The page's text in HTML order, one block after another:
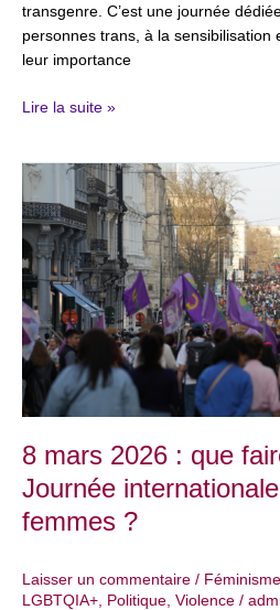
transgenre. C’est une journée
personnes trans, à la sensibilisation
leur importance
Lire la suite »
8 mars 2026 : que
Journée
femmes ?
Laisser un commentaire / Féminisme
LGBTQIA+ Politique Violence /
8
mars
2026
que
faire
pour
la
Journée
internationale
des
des
femmes
?